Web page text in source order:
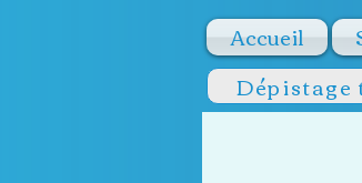
Accueil